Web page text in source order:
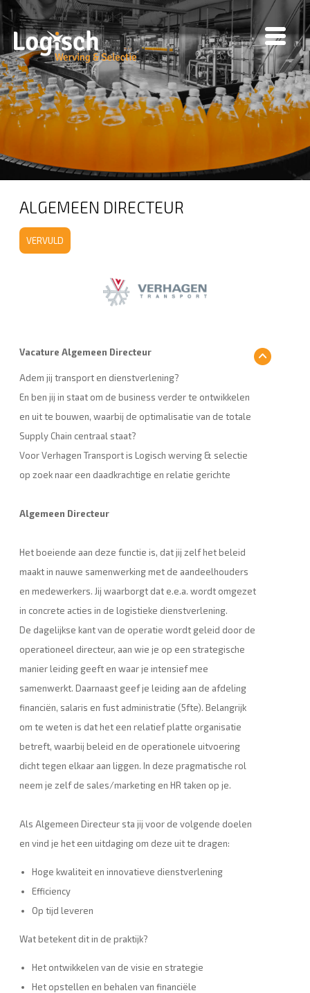
ALGEMEEN DIRECTEUR
VERVULD
Vacature Algemeen Directeur
Adem jij transport en dienstverlening?
En ben jij in staat om de business verder te ontwikkelen
en uit te bouwen, waarbij de optimalisatie van de totale
Supply Chain centraal staat?
Voor Verhagen Transport is Logisch werving & selectie
op zoek naar een daadkrachtige en relatie gerichte
Algemeen Directeur
Het boeiende aan deze functie is, dat jij zelf het beleid
maakt in nauwe samenwerking met de aandeelhouders
en medewerkers. Jij waarborgt dat e.e.a. wordt omgezet
in concrete acties in de logistieke dienstverlening.
De dagelijkse kant van de operatie wordt geleid door de
operationeel directeur, aan wie je op een strategische
manier leiding geeft en waar je intensief mee
samenwerkt. Daarnaast geef je leiding aan de afdeling
financiën, salaris en fust administratie (5fte). Belangrijk
om te weten is dat het een relatief platte organisatie
betreft, waarbij beleid en de operationele uitvoering
dicht tegen elkaar aan liggen. In deze pragmatische rol
neem je zelf de sales/marketing en HR taken op je.
Als Algemeen Directeur sta jij voor de volgende doelen
en vind je het een uitdaging om deze uit te dragen:
Hoge kwaliteit en innovatieve dienstverlening
Efficiency
Op tijd leveren
Wat betekent dit in de praktijk?
Het ontwikkelen van de visie en strategie
Het opstellen en behalen van financiële